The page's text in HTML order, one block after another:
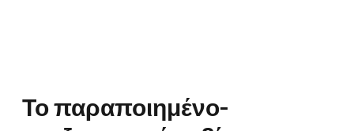
Το παραποιημένο-